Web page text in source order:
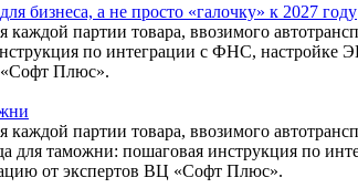
бизнеса, а не просто «галочку» к 2027 году
партии товара, ввозимого
по интеграции с ФНС, настройке
«Софт Плюс».
партии товара, ввозимого
для таможни: пошаговая инструкция по
от экспертов ВЦ «Софт Плюс».